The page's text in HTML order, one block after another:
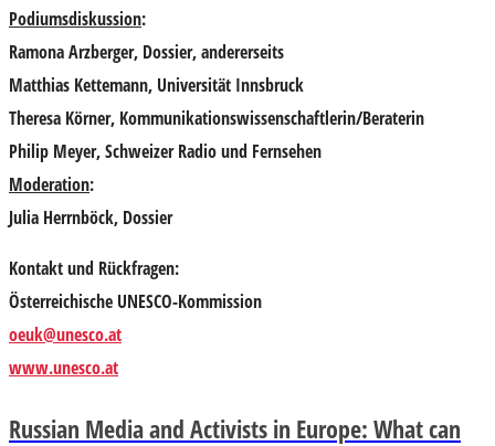
Podiumsdiskussion:
Ramona Arzberger, Dossier, andererseits
Matthias Kettemann, Universität Innsbruck
Theresa Körner, Kommunikationswissenschaftlerin/Beraterin
Philip Meyer, Schweizer Radio und Fernsehen
Moderation:
Julia Herrnböck, Dossier
Kontakt und Rückfragen:
Österreichische UNESCO-Kommission
oeuk@unesco.at
www.unesco.at
Russian Media and Activists in Europe: What can